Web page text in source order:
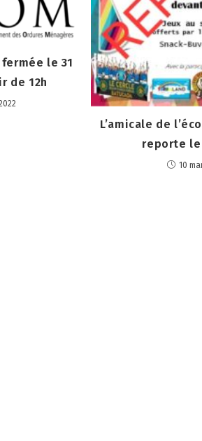
le 31
de 12h
L’amicale de
reporte le
10